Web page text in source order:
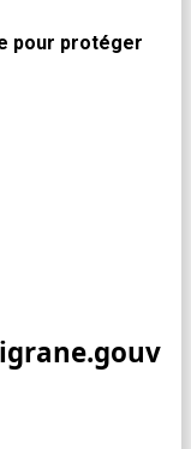
pour protéger